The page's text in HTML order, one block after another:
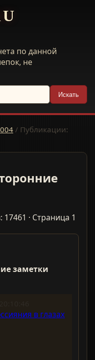
по данной
не
Искать
/ Публикации:
· Страница 1
заметки
в глазах